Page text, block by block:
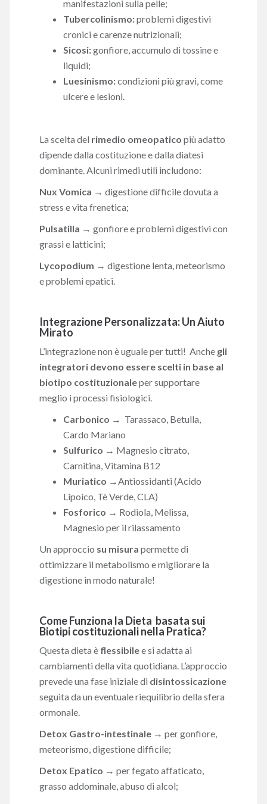
manifestazioni sulla pelle;
Tubercolinismo:problemi digestivi
cronici e carenze nutrizionali;
Sicosi:gonfiore, accumulo di tossine e
liquidi;
Luesinismo:condizioni più gravi, come
ulcere e lesioni.
La scelta del rimedio omeopatico più adatto
dipende dalla costituzione e dalla diatesi
dominante. Alcuni rimedi utili includono:
Nux Vomica → digestione difficile dovuta a
stress e vita frenetica;
Pulsatilla → gonfiore e problemi digestivi con
grassi e latticini;
Lycopodium → digestione lenta, meteorismo
e problemi epatici.
Integrazione Personalizzata: Un Aiuto
Mirato
L’integrazione non è uguale per tutti! Anche gli
integratori devono essere scelti in base al
biotipo costituzionaleper supportare
meglio i processi fisiologici.
Carbonico → Tarassaco, Betulla,
Cardo Mariano
Sulfurico → Magnesio citrato,
Carnitina, Vitamina B12
Muriatico →Antiossidanti (Acido
Lipoico, Tè Verde, CLA)
Fosforico → Rodiola, Melissa,
Magnesio per il rilassamento
Un approccio su misura permette di
ottimizzare il metabolismo e migliorare la
digestione in modo naturale!
Come Funziona la Dieta basata sui
Biotipi costituzionali nella Pratica?
Questa dieta è flessibilee si adatta ai
cambiamenti della vita quotidiana. L’approccio
prevede una fase iniziale di disintossicazione
seguita da un eventuale riequilibrio della sfera
ormonale.
Detox Gastro-intestinale → per gonfiore,
meteorismo, digestione difficile;
Detox Epatico → per fegato affaticato,
grasso addominale, abuso di alcol;